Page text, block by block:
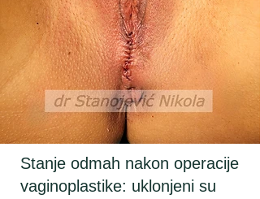
Stanje odmah nakon operacije
vaginoplastike: uklonjeni su